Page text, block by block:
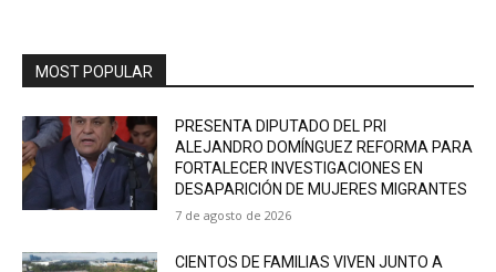
MOST POPULAR
PRESENTA DIPUTADO DEL PRI
ALEJANDRO DOMÍNGUEZ REFORMA PARA
FORTALECER INVESTIGACIONES EN
DESAPARICIÓN DE MUJERES MIGRANTES
7 de agosto de 2026
CIENTOS DE FAMILIAS VIVEN JUNTO A